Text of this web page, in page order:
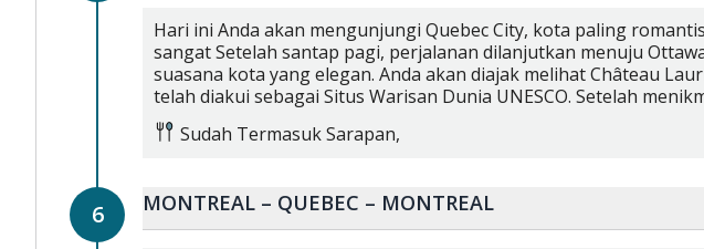
Hari ini Anda akan mengunjungi Quebec City, kota paling
sangat Setelah santap pagi, perjalanan dilanjutkan menuju
suasana kota yang elegan. Anda akan diajak melihat Château
telah diakui sebagai Situs Warisan Dunia UNESCO. Setelah
Sudah TermasukSarapan,
6 MONTREAL – QUEBEC – MONTREAL